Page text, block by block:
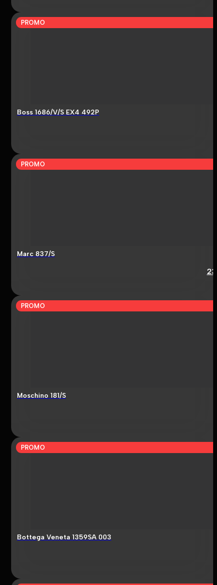
PROMO
Boss 1686/V/S EX4 492P
PROMO
Marc 837/S
PROMO
Moschino 181/S
PROMO
Bottega Veneta 1359SA 003